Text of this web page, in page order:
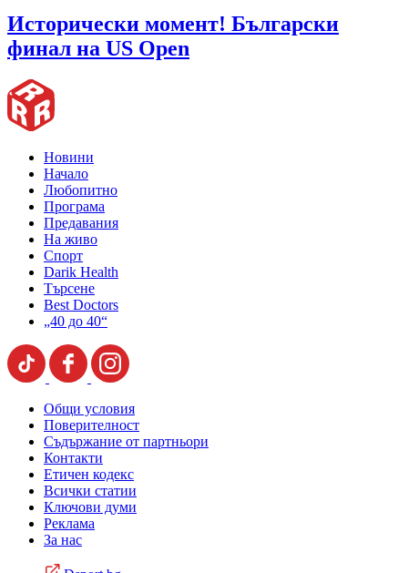
Исторически момент! Български
финал на US Open
Новини
Начало
Любопитно
Програма
Предавания
На живо
Спорт
Darik Health
Търсене
Best Doctors
„40 до 40“
Общи условия
Поверителност
Съдържание от партньори
Контакти
Етичен кодекс
Всички статии
Ключови думи
Реклама
За нас